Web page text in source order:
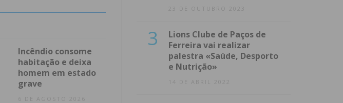
Incêndio consome
habitação e deixa
homem em estado
grave
6 DE AGOSTO 2026
23 DE OUTUBRO 2023
3
Lions Clube de Paços de
Ferreira vai realizar
palestra «Saúde, Desporto
e Nutrição»
14 DE ABRIL 2022